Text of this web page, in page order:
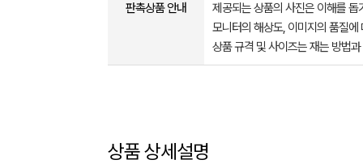
판촉상품 안내
제공되는 상품의 사진은 이해를
모니터의 해상도, 이미지의 품질
상품 규격 및 사이즈는 재는 방법
상품 상세설명